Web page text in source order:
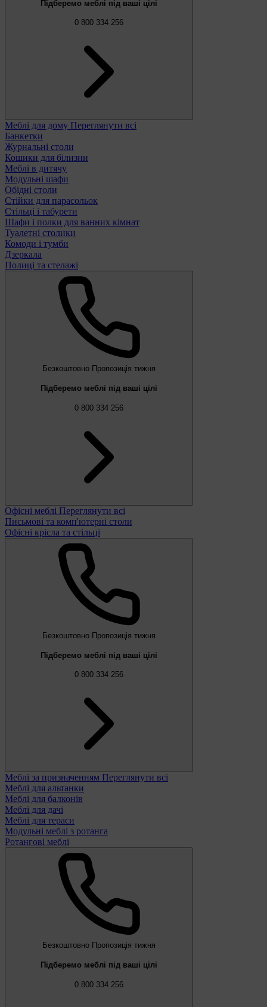
Підберемо меблі під ваші цілі
0 800 334 256
Меблі для дому Переглянути всі
Банкетки
Журнальні столи
Кошики для білизни
Меблі в дитячу
Модульні шафи
Обідні столи
Стійки для парасольок
Стільці і табурети
Шафи і полки для ванних кімнат
Туалетні столики
Комоди і тумби
Дзеркала
Полиці та стелажі
Безкоштовно Пропозиція тижня
Підберемо меблі під ваші цілі
0 800 334 256
Офісні меблі Переглянути всі
Письмові та комп'ютерні столи
Офісні крісла та стільці
Безкоштовно Пропозиція тижня
Підберемо меблі під ваші цілі
0 800 334 256
Меблі за призначенням Переглянути всі
Меблі для альтанки
Меблі для балконів
Меблі для дачі
Меблі для тераси
Модульні меблі з ротанга
Ротангові меблі
Безкоштовно Пропозиція тижня
Підберемо меблі під ваші цілі
0 800 334 256